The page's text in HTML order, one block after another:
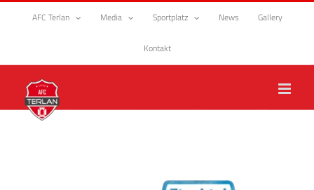
Zum
AFC Terlan Media Sportplatz News Gallery
Kontakt